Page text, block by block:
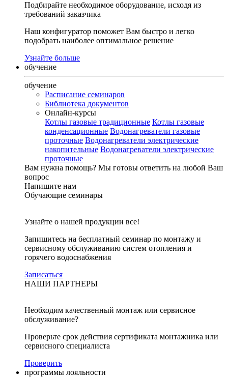
Подбирайте необходимое оборудование, исходя из
требований заказчика
Наш конфигуратор поможет Вам быстро и легко
подобрать наиболее оптимальное решение
Узнайте больше
обучение
обучение
Расписание семинаров
Библиотека документов
Онлайн-курсы
Котлы газовые традиционные Котлы газовые
конденсационные Водонагреватели газовые
проточные Водонагреватели электрические
накопительные Водонагреватели электрические
проточные
Вам нужна помощь? Мы готовы ответить на любой Ваш
вопрос
Напишите нам
Обучающие семинары
Узнайте о нашей продукции все!
Запишитесь на бесплатный семинар по монтажу и
сервисному обслуживанию систем отопления и
горячего водоснабжения
Записаться
НАШИ ПАРТНЕРЫ
Необходим качественный монтаж или сервисное
обслуживание?
Проверьте срок действия сертификата монтажника или
сервисного специалиста
Проверить
программы лояльности